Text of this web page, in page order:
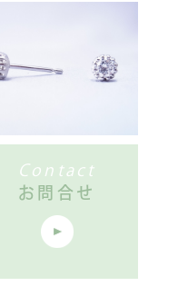
Contact
お問合せ